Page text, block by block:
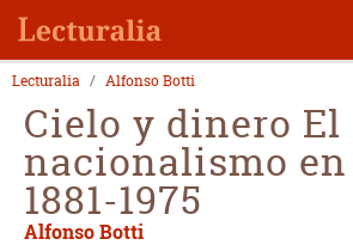
Lecturalia Alfonso Botti
Cielo y dinero El
nacionalismo en
1881-1975
Alfonso Botti